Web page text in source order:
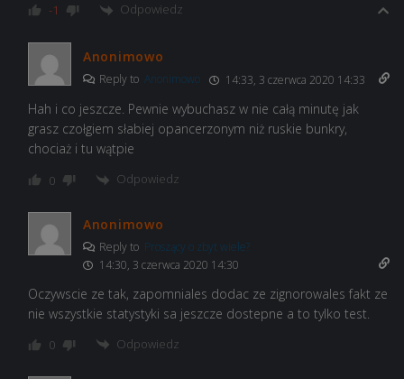
-1 Odpowiedz
Anonimowo
Reply to Anonimowo 14:33, 3 czerwca 2020 14:33
Hah i co jeszcze. Pewnie wybuchasz w nie całą minutę jak
grasz czołgiem słabiej opancerzonym niż ruskie bunkry,
chociaż i tu wątpie
0 Odpowiedz
Anonimowo
Reply to Proszący o zbyt wiele?
14:30, 3 czerwca 2020 14:30
Oczywscie ze tak, zapomniales dodac ze zignorowales fakt ze
nie wszystkie statystyki sa jeszcze dostepne a to tylko test.
0 Odpowiedz